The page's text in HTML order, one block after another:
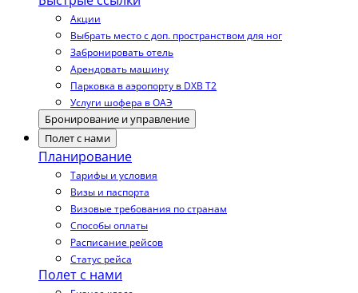
Акции
Выбрать место с доп. пространством для ног
Забронировать отель
Арендовать машину
Парковка в аэропорту в DXB T2
Услуги шофера в ОАЭ
Бронирование и управление
Полет с нами
Планирование
Тарифы и условия
Визы и паспорта
Визовые требования по странам
Способы оплаты
Расписание рейсов
Статус рейса
Полет с нами